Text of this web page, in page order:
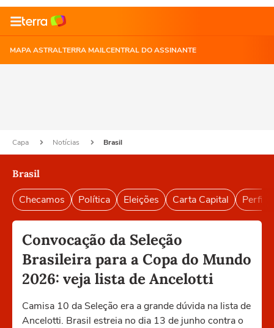
MAPA ASTRALTERRA MAILCENTRAL DO ASSINANTE
Capa Notícias Brasil
Brasil
Checamos Política Eleições Carta Capital Perfil
Convocação da Seleção
Brasileira para a Copa do Mundo
2026: veja lista de Ancelotti
Camisa 10 da Seleção era a grande dúvida na lista de
Ancelotti. Brasil estreia no dia 13 de junho contra o